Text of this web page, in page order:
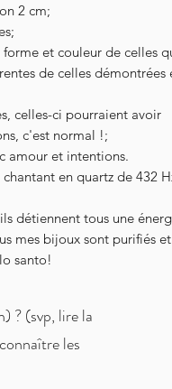
2 cm;
et couleur de celles
de celles démontrées
celles-ci pourraient avoir
c'est normal !;
amour et intentions.
en quartz de 432
détiennent tous une
mes bijoux sont purifiés et
santo!
? (svp, lire la
les